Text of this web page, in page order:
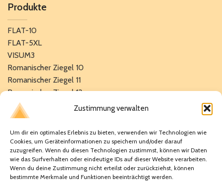
Zustimmung verwalten
Um dir ein optimales Erlebnis zu bieten, verwenden wir Technologien wie
Cookies, um Geräteinformationen zu speichern und/oder darauf
zuzugreifen. Wenn du diesen Technologien zustimmst, können wir Daten
wie das Surfverhalten oder eindeutige IDs auf dieser Website verarbeiten.
Wenn du deine Zustimmung nicht erteilst oder zurückziehst, können
bestimmte Merkmale und Funktionen beeinträchtigt werden.
Produkte
FLAT-10
FLAT-5XL
VISUM3
Romanischer Ziegel 10
Romanischer Ziegel 11
Romanischer Ziegel 12
TS 12.5 Select
Mönch-Nonnenziegel 40
Mönch-Nonnenziegel 50
Verpassen Sie keine Neuigkeiten mehr!
Bleiben Sie stets auf dem Laufenden über unsere neuesten